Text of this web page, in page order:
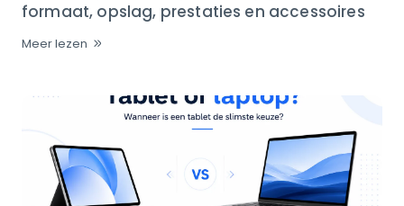
formaat, opslag, prestaties en accessoires
Meer lezen